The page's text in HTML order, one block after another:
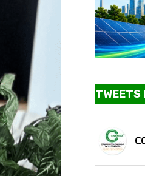
TWEETS